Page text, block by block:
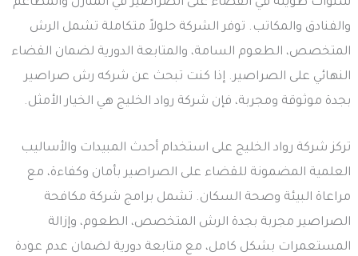
سنوات طويلة في القضاء على الصراصير في المنازل والمطاعم
والفنادق والمكاتب. توفر الشركة حلولاً متكاملة تشمل الرش
المتخصص، الطعوم السامة، والمتابعة الدورية لضمان القضاء
النهائي على الصراصير. إذا كنت تبحث عن شركه رش صراصير
بجدة موثوقة ومجربة، فإن شركة رواد الخليج هي الخيار الأمثل.
تركز شركة رواد الخليج على استخدام أحدث المبيدات والأساليب
العلمية المضمونة للقضاء على الصراصير بأمان وكفاءة، مع
مراعاة البيئة وصحة السكان. تشمل برامج شركة مكافحة
الصراصير مجربة بجدة الرش المتخصص، الطعوم، وإزالة
المستعمرات بشكل كامل، مع متابعة دورية لضمان عدم عودة